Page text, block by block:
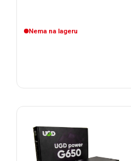
Nema na lageru